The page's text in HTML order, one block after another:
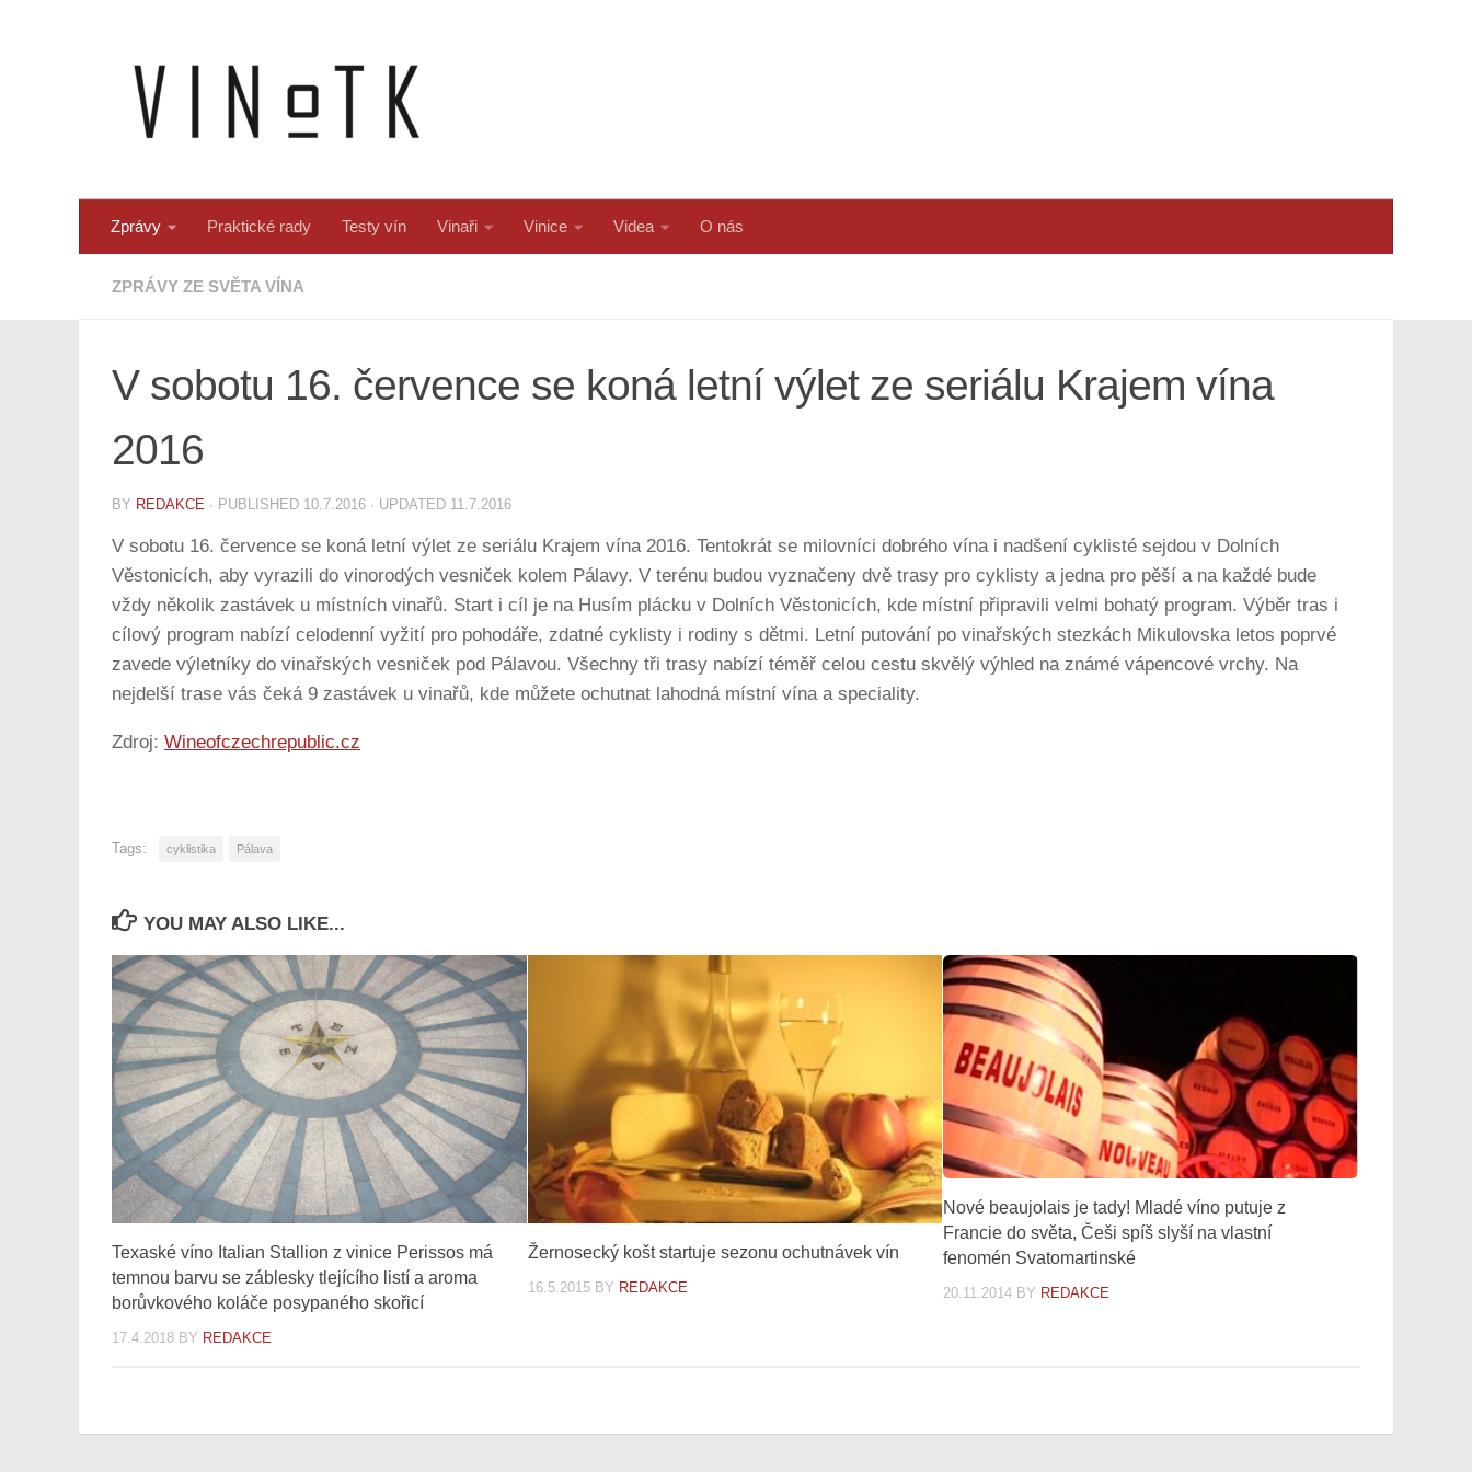
Zprávy Praktické rady Testy vín Vinaři Vinice Videa O nás
ZPRÁVY ZE SVĚTA VÍNA
V sobotu 16. července se koná letní výlet ze seriálu Krajem vína
2016
BY REDAKCE · PUBLISHED 10.7.2016 · UPDATED 11.7.2016
V sobotu 16. července se koná letní výlet ze seriálu Krajem vína 2016. Tentokrát se milovníci dobrého vína i nadšení cyklisté sejdou v Dolních
Věstonicích, aby vyrazili do vinorodých vesniček kolem Pálavy. V terénu budou vyznačeny dvě trasy pro cyklisty a jedna pro pěší a na každé bude
vždy několik zastávek u místních vinařů. Start i cíl je na Husím plácku v Dolních Věstonicích, kde místní připravili velmi bohatý program. Výběr tras i
cílový program nabízí celodenní vyžití pro pohodáře, zdatné cyklisty i rodiny s dětmi. Letní putování po vinařských stezkách Mikulovska letos poprvé
zavede výletníky do vinařských vesniček pod Pálavou. Všechny tři trasy nabízí téměř celou cestu skvělý výhled na známé vápencové vrchy. Na
nejdelší trase vás čeká 9 zastávek u vinařů, kde můžete ochutnat lahodná místní vína a speciality.
Zdroj: Wineofczechrepublic.cz
Tags: cyklistika Pálava
YOU MAY ALSO LIKE...
Texaské víno Italian Stallion z vinice Perissos má
temnou barvu se záblesky tlejícího listí a aroma
borůvkového koláče posypaného skořicí
17.4.2018 BY REDAKCE
Žernosecký košt startuje sezonu ochutnávek vín
16.5.2015BY REDAKCE
Nové beaujolais je tady! Mladé víno putuje z
Francie do světa, Češi spíš slyší na vlastní
fenomén Svatomartinské
20.11.2014 BY REDAKCE